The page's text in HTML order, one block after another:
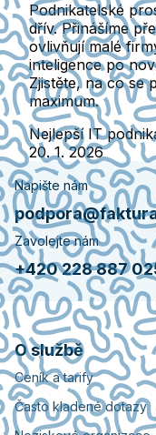
Podnikatelské
dřív. Přinášíme
ovlivňují malé
inteligence po
Zjistěte, na co se
maximum.
Nejlepší IT
20. 1. 2026
Napište nám
Zavolejte nám
+420 228 887
O službě
Ceník a tarify
Často kladené dotazy